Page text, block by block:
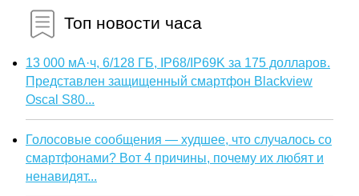
Топ новости часа
13 000 мА·ч, 6/128 ГБ, IP68/IP69K за 175 долларов.
Представлен защищенный смартфон Blackview
Oscal S80...
Голосовые сообщения — худшее, что случалось со
смартфонами? Вот 4 причины, почему их любят и
ненавидят...